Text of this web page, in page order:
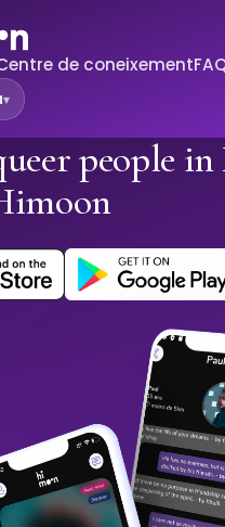
de coneixement
▾
people in